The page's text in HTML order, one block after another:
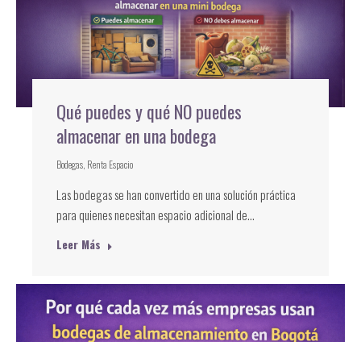
Qué puedes y qué NO puedes
almacenar en una bodega
Bodegas, Renta Espacio
Las bodegas se han convertido en una solución práctica
para quienes necesitan espacio adicional de…
Leer Más